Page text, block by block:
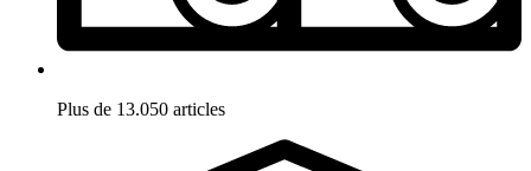
Plus de 13.050 articles